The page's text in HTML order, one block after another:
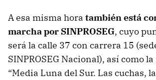
A esa misma hora también está
marcha por SINPROSEG, cuyo
será la calle 37 con carrera 15
SINPROSEG Nacional), así como
“Media Luna del Sur. Las cuchas,